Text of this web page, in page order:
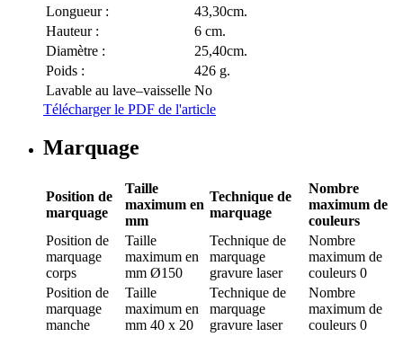
Longueur :
43,30cm.
Hauteur :
6 cm.
Diamètre :
25,40cm.
Poids :
426 g.
Lavable au lave–vaisselle No
Télécharger le PDF de l'article
Marquage
Position de
marquage
Taille
maximum en
mm
Technique de
marquage
Nombre
maximum de
couleurs
Position de
marquage
corps
Taille
maximum en
mm Ø150
Technique de
marquage
gravure laser
Nombre
maximum de
couleurs 0
Position de
marquage
manche
Taille
maximum en
mm 40 x 20
Technique de
marquage
gravure laser
Nombre
maximum de
couleurs 0